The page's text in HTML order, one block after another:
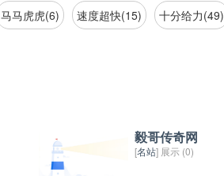
马马虎虎(6) 速度超快(15) 十分给力(49)
毅哥传奇网
[名站] 展示 (0)